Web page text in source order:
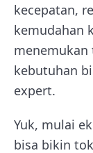
kecepatan,
kemudahan
menemukan
kebutuhan
expert.
Yuk, mulai
bisa bikin